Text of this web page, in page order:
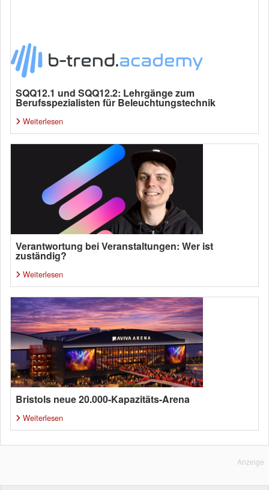
SQQ12.1 und SQQ12.2: Lehrgänge zum
Berufsspezialisten für Beleuchtungstechnik
Weiterlesen
Verantwortung bei Veranstaltungen: Wer ist
zuständig?
Weiterlesen
Bristols neue 20.000-Kapazitäts-Arena
Weiterlesen
Anzeige